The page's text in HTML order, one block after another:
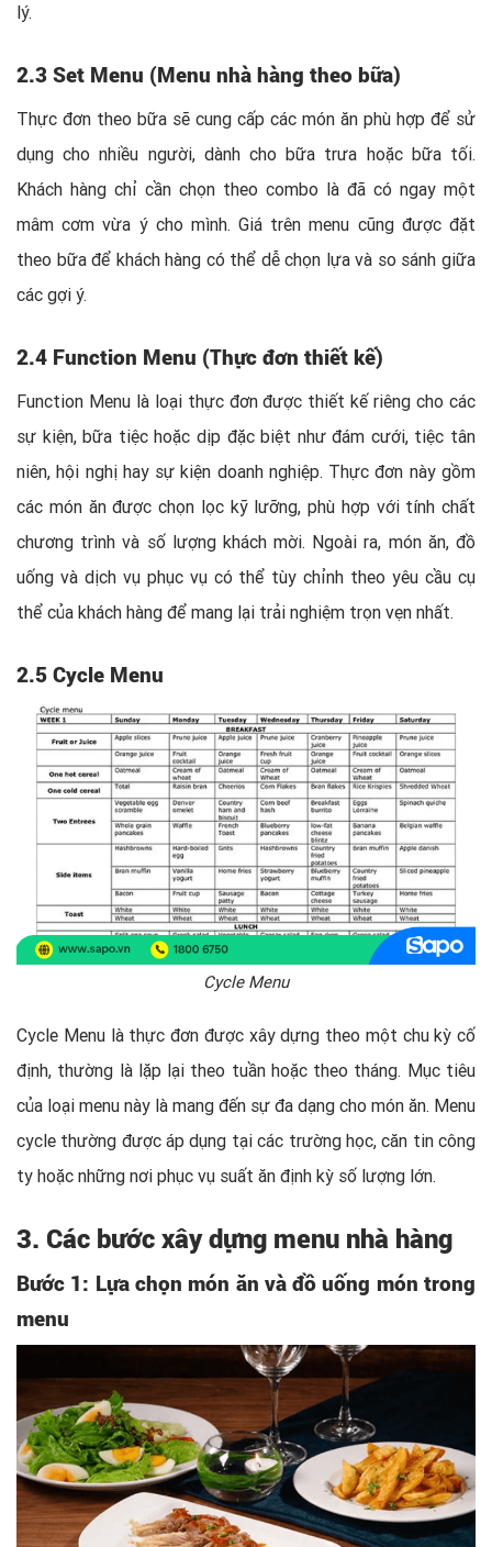
lý.
2.3 Set Menu (Menu nhà hàng theo bữa)
Thực đơn theo bữa sẽ cung cấp các món ăn phù hợp để sử
dụng cho nhiều người, dành cho bữa trưa hoặc bữa tối.
Khách hàng chỉ cần chọn theo combo là đã có ngay một
mâm cơm vừa ý cho mình. Giá trên menu cũng được đặt
theo bữa để khách hàng có thể dễ chọn lựa và so sánh giữa
các gợi ý.
2.4 Function Menu (Thực đơn thiết kế)
Function Menu là loại thực đơn được thiết kế riêng cho các
sự kiện, bữa tiệc hoặc dịp đặc biệt như đám cưới, tiệc tân
niên, hội nghị hay sự kiện doanh nghiệp. Thực đơn này gồm
các món ăn được chọn lọc kỹ lưỡng, phù hợp với tính chất
chương trình và số lượng khách mời. Ngoài ra, món ăn, đồ
uống và dịch vụ phục vụ có thể tùy chỉnh theo yêu cầu cụ
thể của khách hàng để mang lại trải nghiệm trọn vẹn nhất.
2.5 Cycle Menu
Cycle Menu
Cycle Menu là thực đơn được xây dựng theo một chu kỳ cố
định, thường là lặp lại theo tuần hoặc theo tháng. Mục tiêu
của loại menu này là mang đến sự đa dạng cho món ăn. Menu
cycle thường được áp dụng tại các trường học, căn tin công
ty hoặc những nơi phục vụ suất ăn định kỳ số lượng lớn.
3. Các bước xây dựng menu nhà hàng
Bước 1: Lựa chọn món ăn và đồ uống món trong
menu